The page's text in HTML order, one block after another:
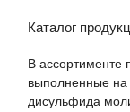
Каталог
В ассортименте
выполненные на
дисульфида